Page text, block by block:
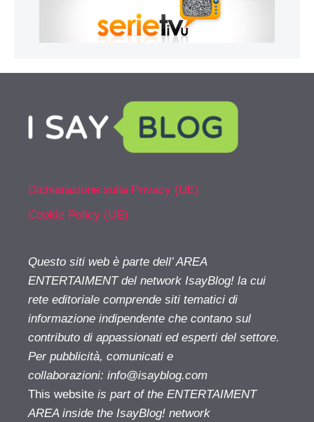
Dichiarazione sulla Privacy (UE)
Cookie Policy (UE)
Questo siti web è parte dell’ AREA
ENTERTAIMENT del network IsayBlog! la cui
rete editoriale comprende siti tematici di
informazione indipendente che contano sul
contributo di appassionati ed esperti del settore.
Per pubblicità, comunicati e
collaborazioni: info@isayblog.com
This website is part of the ENTERTAIMENT
AREA inside the IsayBlog! network